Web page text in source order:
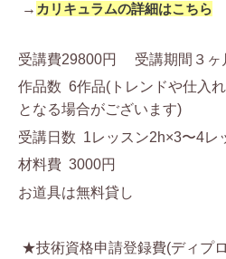
→ カリキュラムの詳細はこちら
受講費29800円 受講期間３ヶ
作品数 6作品(トレンドや仕入
となる場合がございます)
受講日数 1レッスン2h×3〜4レ
材料費 3000円
お道具は無料貸し
★技術資格申請登録費(ディプ